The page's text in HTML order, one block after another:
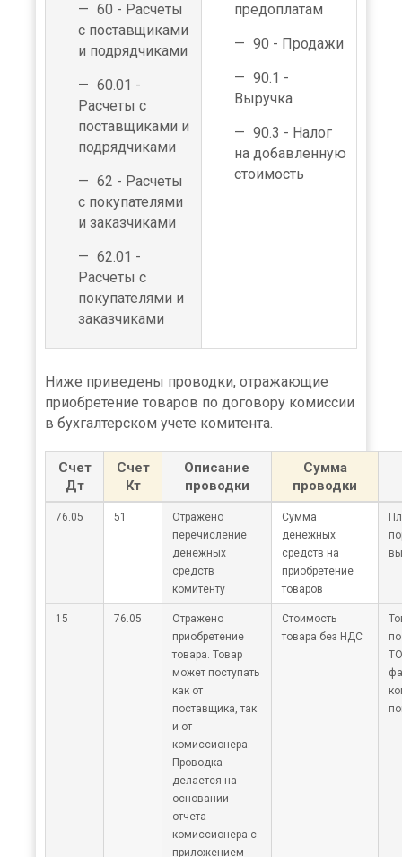
60 - Расчеты
с поставщиками
и подрядчиками
60.01 -
Расчеты с
поставщиками и
подрядчиками
62 - Расчеты
с покупателями
и заказчиками
62.01 -
Расчеты с
покупателями и
заказчиками
предоплатам
90 - Продажи
90.1 -
Выручка
90.3 - Налог
на добавленную
стоимость
Ниже приведены проводки, отражающие
приобретение товаров по договору комиссии
в бухгалтерском учете комитента.
Счет
Дт
Счет
Кт
Описание
проводки
Сумма
проводки
76.05 51
Отражено
перечисление
денежных
средств
комитенту
Сумма
денежных
средств на
приобретение
товаров
15 76.05
Отражено
приобретение
товара. Товар
может поступать
как от
поставщика, так
и от
комиссионера.
Проводка
делается на
основании
отчета
комиссионера с
приложением
Стоимость
товара без НДС